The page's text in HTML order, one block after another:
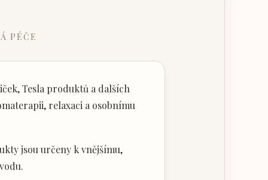
PÉČE
Tesla produktů a dalších
relaxaci a osobnímu
jsou určeny k vnějšímu,